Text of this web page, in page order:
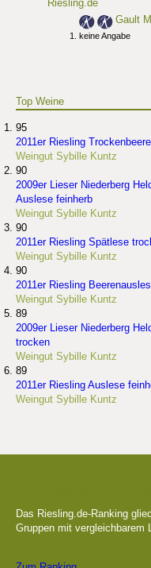
Riesling.de
Gault
keine Angabe
Top Weine
95
2011er Riesling
Weingut Sybille Kuntz
90
2009er Lieser Niederberg
Auslese feinherb
Weingut Sybille Kuntz
90
2011er Riesling Spätlese
Weingut Sybille Kuntz
90
2011er Riesling
Weingut Sybille Kuntz
89
2009er Lieser Niederberg
trocken
Weingut Sybille Kuntz
89
2011er Riesling Auslese
Weingut Sybille Kuntz
Das Riesling.de-Ranking
Gruppen mit vergleichbarem